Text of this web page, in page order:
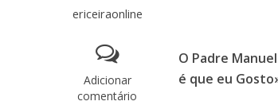
ericeiraonline
Adicionar
comentário
O Padre
é que eu